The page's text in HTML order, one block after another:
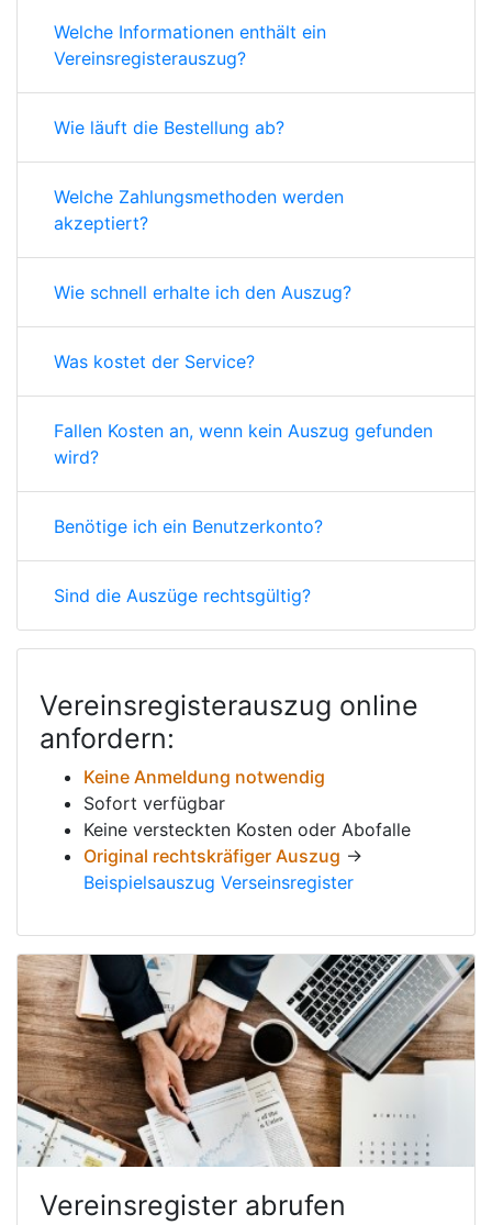
Welche Informationen enthält ein
Vereinsregisterauszug?
Wie läuft die Bestellung ab?
Welche Zahlungsmethoden werden
akzeptiert?
Wie schnell erhalte ich den Auszug?
Was kostet der Service?
Fallen Kosten an, wenn kein Auszug gefunden
wird?
Benötige ich ein Benutzerkonto?
Sind die Auszüge rechtsgültig?
Vereinsregisterauszug online
anfordern:
Keine Anmeldung notwendig
Sofort verfügbar
Keine versteckten Kosten oder Abofalle
Original rechtskräfiger Auszug →
Beispielsauszug Verseinsregister
Vereinsregister abrufen